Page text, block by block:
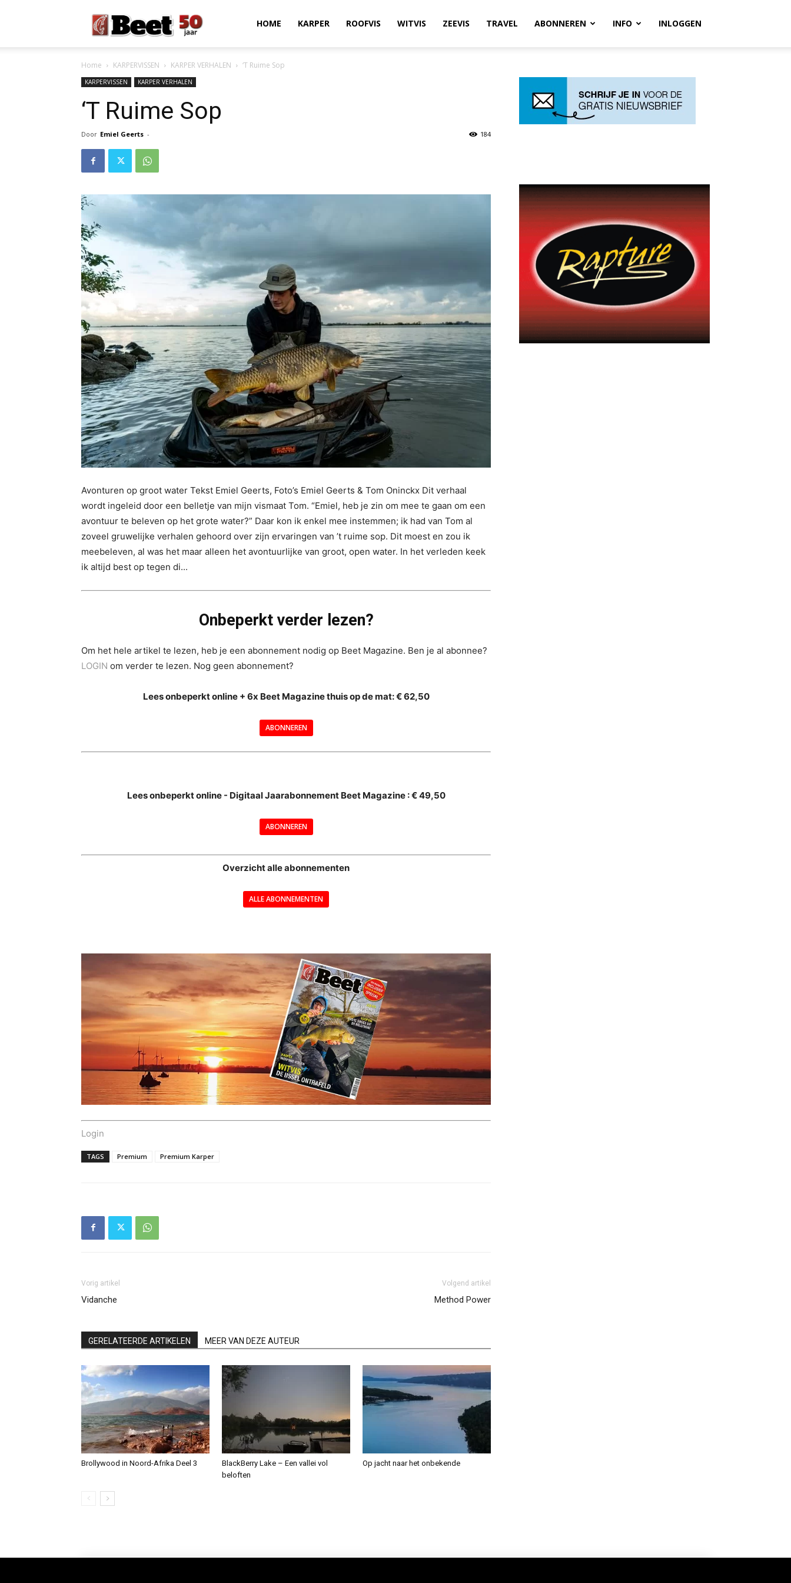
Magazine
HOME KARPER ROOFVIS WITVIS ZEEVIS TRAVEL ABONNEREN INFO INLOGGEN
Home KARPERVISSEN KARPER VERHALEN ‘T Ruime Sop
KARPERVISSEN KARPER VERHALEN
‘T Ruime Sop
Door Emiel Geerts - 184
Avonturen op groot water Tekst Emiel Geerts, Foto’s Emiel Geerts & Tom Oninckx Dit verhaal
wordt ingeleid door een belletje van mijn vismaat Tom. “Emiel, heb je zin om mee te gaan om een
avontuur te beleven op het grote water?” Daar kon ik enkel mee instemmen; ik had van Tom al
zoveel gruwelijke verhalen gehoord over zijn ervaringen van ’t ruime sop. Dit moest en zou ik
meebeleven, al was het maar alleen het avontuurlijke van groot, open water. In het verleden keek
ik altijd best op tegen di...
Onbeperkt verder lezen?
Om het hele artikel te lezen, heb je een abonnement nodig op Beet Magazine. Ben je al abonnee?
LOGIN om verder te lezen. Nog geen abonnement?
Lees onbeperkt online + 6x Beet Magazine thuis op de mat: € 62,50
ABONNEREN
Lees onbeperkt online - Digitaal Jaarabonnement Beet Magazine : € 49,50
ABONNEREN
Overzicht alle abonnementen
ALLE ABONNEMENTEN
Login
TAGS Premium Premium Karper
Vorig artikel
Vidanche
Volgend artikel
Method Power
GERELATEERDE ARTIKELEN MEER VAN DEZE AUTEUR
Brollywood in Noord-Afrika Deel 3
BlackBerry Lake – Een vallei vol
beloften
Op jacht naar het onbekende